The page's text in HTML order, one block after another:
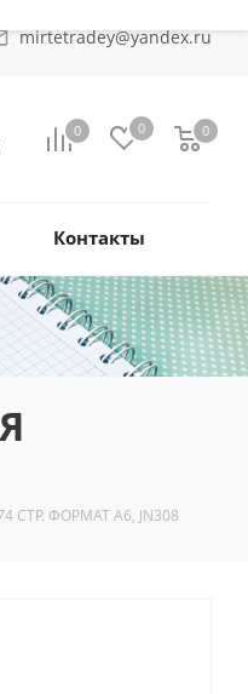
mirtetradey@yandex.ru
0 0 0
Контакты
СТР. ФОРМАТ A6, JN308